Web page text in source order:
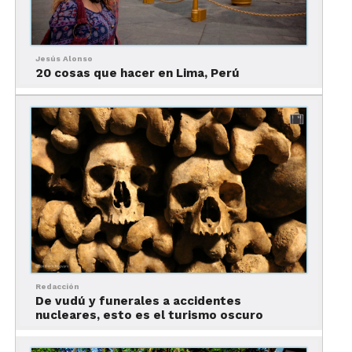
Continuamos con el cercanoSan Martín de las
Pirámides, a unos minutos de camino, famoso por
su arquitectura religiosa y sus artesanías de
piedras semipreciosas. Vale la pena visitar su
Parroquia de San Martín Obispo, laIglesia Ecce
Homo y la Capilla de Santa María Papala
, así como
tomar un recorrido en globo sobre las pirámides
desde su globopuerto, una de las experiencias más
icónicas de la región y de la que puedesleer más
aquí.Si te gusta el ecoturismo, cerca del pueblo
está elParque Estatal San José Cerro Gordo
donde podrás practicar senderismo, pasear a
Jesús Alonso
20 cosas que hacer en Lima, Perú
Redacción
De vudú y funerales a accidentes
nucleares, esto es el turismo oscuro